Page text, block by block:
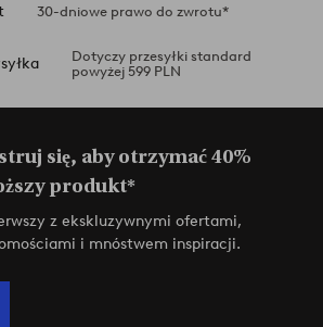
30-dniowe prawo do zwrotu*
Dotyczy przesyłki standard
powyżej 599 PLN
się, aby otrzymać 40%
produkt*
z ekskluzywnymi ofertami,
i mnóstwem inspiracji.